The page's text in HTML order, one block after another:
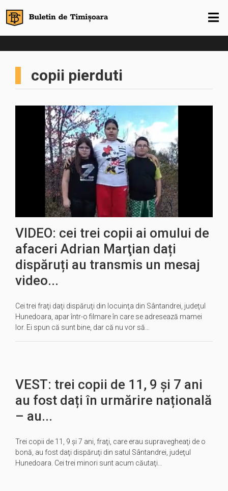
copii pierduti
VIDEO: cei trei copii ai omului de
afaceri Adrian Marţian dați
dispăruți au transmis un mesaj
video...
Cei trei fraţi daţi dispăruţi din locuinţa din Sântandrei, judeţul
Hunedoara, apar într-o filmare în care se adresează mamei
lor. Ei spun că sunt bine, dar că nu vor să…
VEST: trei copii de 11, 9 şi 7 ani
au fost dați în urmărire națională
– au...
Trei copii de 11, 9 şi 7 ani, fraţi, care erau supravegheaţi de o
bonă, au fost daţi dispăruţi din satul Sântandrei, judeţul
Hunedoara. Cei trei minori sunt acum căutaţi…